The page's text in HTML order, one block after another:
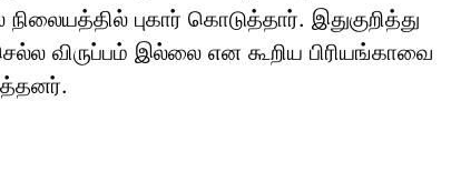
புகார் கொடுத்தார். இதுகுறித்து
விருப்பம் இல்லை என கூறிய பிரியங்காவை